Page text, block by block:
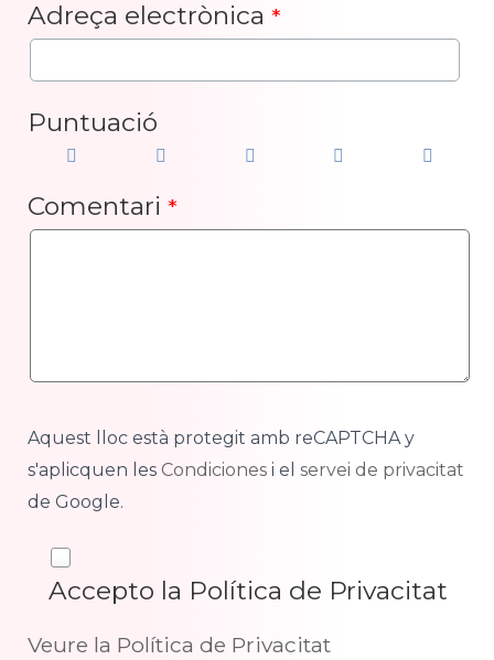
Adreça electrònica *
Puntuació
Comentari *
Aquest lloc està protegit amb reCAPTCHA y
s'aplicquen les Condiciones i el servei de privacitat
de Google.
Accepto la Política de Privacitat
Veure la Política de Privacitat